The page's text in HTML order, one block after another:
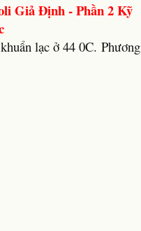
Giả Định - Phần 2 Kỹ
lạc ở 44 0C. Phương